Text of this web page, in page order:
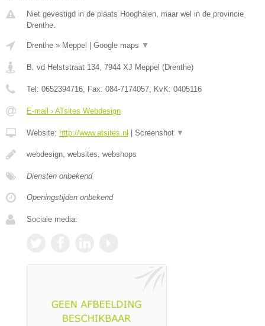
Niet gevestigd in de plaats Hooghalen, maar wel in de provincie
Drenthe.
Drenthe » Meppel | Google maps ▼
B. vd Helststraat 134 7944 XJ Meppel (Drenthe)
Tel: 0652394716 , Fax: 084-7174057 , KvK: 0405116
E-mail › ATsites Webdesign
Website: http://www.atsites.nl | Screenshot ▼
webdesign, websites, webshops
Diensten onbekend
Openingstijden onbekend
Sociale media: